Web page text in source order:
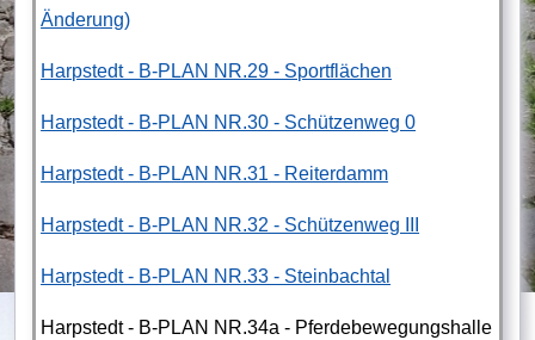
Änderung)
Harpstedt - B-PLAN NR.29 - Sportflächen
Harpstedt - B-PLAN NR.30 - Schützenweg 0
Harpstedt - B-PLAN NR.31 - Reiterdamm
Harpstedt - B-PLAN NR.32 - Schützenweg III
Harpstedt - B-PLAN NR.33 - Steinbachtal
Harpstedt - B-PLAN NR.34a - Pferdebewegungshalle